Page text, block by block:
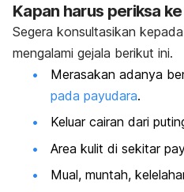
Kapan harus periksa
Segera konsultasikan
mengalami gejala berikut ini.
Merasakan adanya
pada payudara.
Keluar cairan dari
Area kulit di sekitar
Mual, muntah,